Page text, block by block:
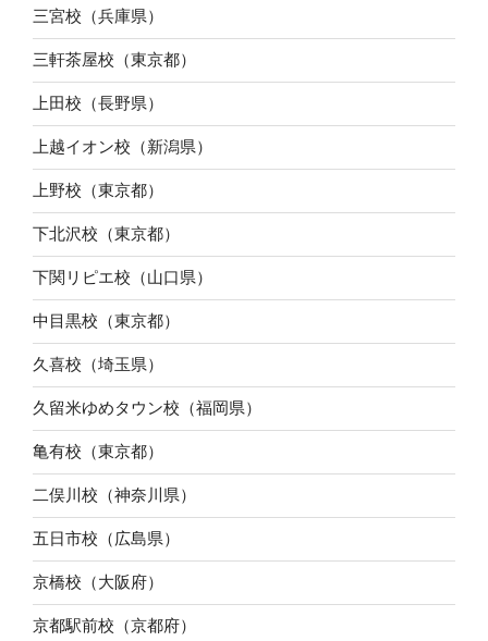
三宮校（兵庫県）
三軒茶屋校（東京都）
上田校（長野県）
上越イオン校（新潟県）
上野校（東京都）
下北沢校（東京都）
下関リピエ校（山口県）
中目黒校（東京都）
久喜校（埼玉県）
久留米ゆめタウン校（福岡県）
亀有校（東京都）
二俣川校（神奈川県）
五日市校（広島県）
京橋校（大阪府）
京都駅前校（京都府）